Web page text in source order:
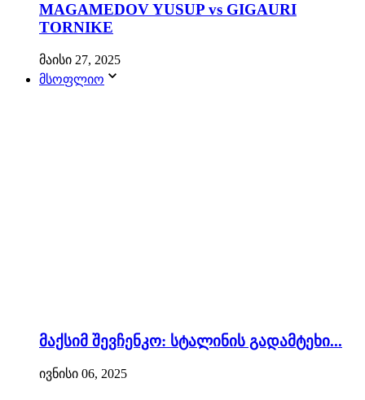
MAGAMEDOV YUSUP vs GIGAURI
TORNIKE
მაისი 27, 2025
მსოფლიო
მაქსიმ შევჩენკო: სტალინის გადამტეხი...
ივნისი 06, 2025